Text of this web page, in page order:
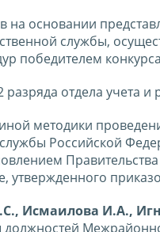
на основании
службы,
победителем
разряда отдела учета
методики
Российской
утвержденного
Исмаилова И.А.,
должностей